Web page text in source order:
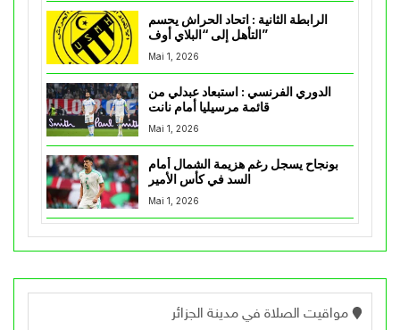
الرابطة الثانية : اتحاد الحراش يحسم
التأهل إلى “البلاي أوف”
Mai 1, 2026
الدوري الفرنسي : استبعاد عبدلي من
قائمة مرسيليا أمام نانت
Mai 1, 2026
بونجاح يسجل رغم هزيمة الشمال أمام
السد في كأس الأمير
Mai 1, 2026